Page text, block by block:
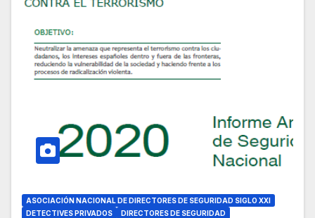
ASOCIACIÓN NACIONAL DE DIRECTORES DE SEGURIDAD SIGLO XXI
DETECTIVES PRIVADOS
DIRECTORES DE SEGURIDAD